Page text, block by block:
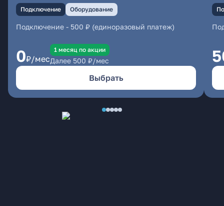
Подключение Оборудование
Подключение - 500 ₽ (единоразовый платеж)
0₽/мес
1 месяц по акции
Далее 500 ₽/мес
Выбрать